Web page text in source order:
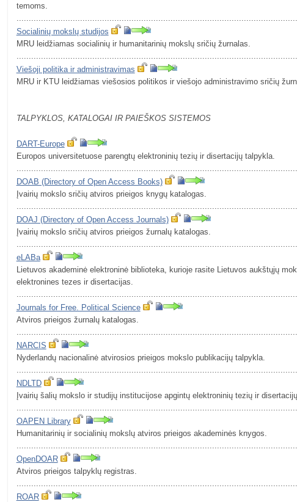
temoms.
Socialinių mokslų studijos
MRU leidžiamas socialinių ir humanitarinių mokslų sričių žurnalas.
Viešoji politika ir administravimas
MRU ir KTU leidžiamas viešosios politikos ir viešojo administravimo sričių
TALPYKLOS, KATALOGAI IR PAIEŠKOS SISTEMOS
DART-Europe
Europos universitetuose parengtų elektroninių tezių ir disertacijų talpykla.
DOAB (Directory of Open Access Books)
Įvairių mokslo sričių atviros prieigos knygų katalogas.
DOAJ (Directory of Open Access Journals)
Įvairių mokslo sričių atviros prieigos žurnalų katalogas.
eLABa
Lietuvos akademinė elektroninė biblioteka, kurioje rasite Lietuvos aukštųjų
elektronines tezes ir disertacijas.
Journals for Free. Political Science
Atviros prieigos žurnalų katalogas.
NARCIS
Nyderlandų nacionalinė atvirosios prieigos mokslo publikacijų talpykla.
NDLTD
Įvairių šalių mokslo ir studijų institucijose apgintų elektroninių tezių ir
OAPEN Library
Humanitarinių ir socialinių mokslų atviros prieigos akademinės knygos.
OpenDOAR
Atviros prieigos talpyklų registras.
ROAR